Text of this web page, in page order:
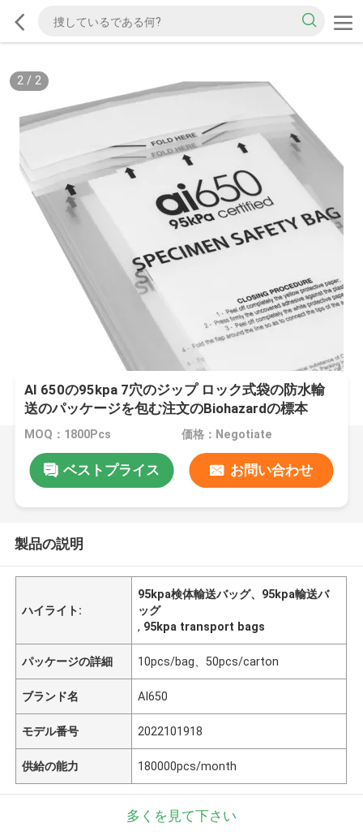
2/ 2
AI 650の95kpa 7穴のジップ ロック式袋の防水輸
送のパッケージを包む注文のBiohazardの標本
MOQ：1800Pcs 価格：Negotiate
ベストプライス お問い合わせ
製品の説明
ハイライト:
95kpa検体輸送バッグ、95kpa輸送バ
ッグ
, 95kpa transport bags
パッケージの詳細 10pcs/bag、50pcs/carton
ブランド名 AI650
モデル番号 2022101918
供給の能力 180000pcs/month
多くを見て下さい